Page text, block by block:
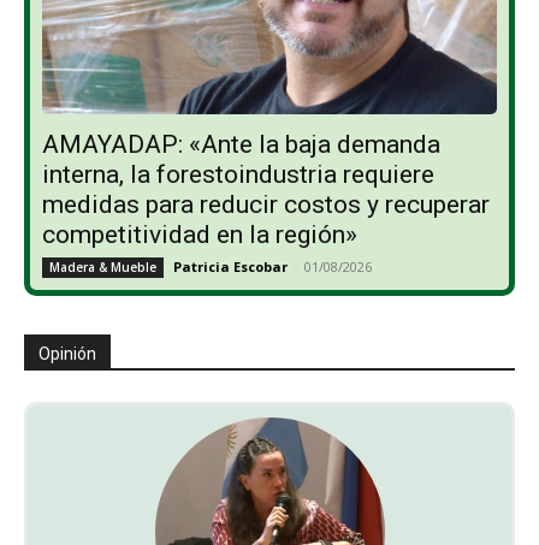
AMAYADAP: «Ante la baja demanda
interna, la forestoindustria requiere
medidas para reducir costos y recuperar
competitividad en la región»
Madera & Mueble Patricia Escobar - 01/08/2026
Opinión